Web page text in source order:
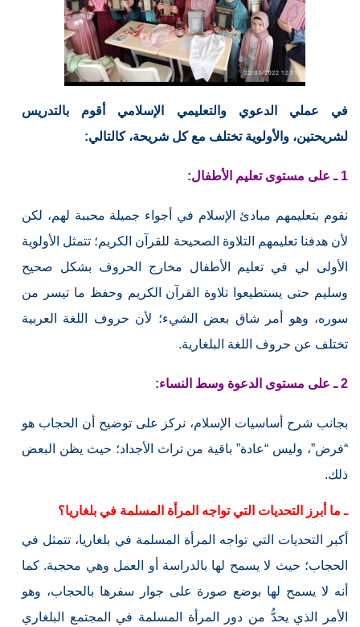
في عملي الدعوي والتعليمي الإسلامي أقوم بالتدريس
لشريحتين، والأولوية تختلف مع كل شريحة، كالتالي:
1 ـ على مستوى تعليم الأطفال:
نقوم بتعليمهم مبادئ الإسلام في أجواء جميلة محببة لهم، لكن
لأن هدفنا تعليمهم التلاوة الصحيحة للقرآن الكريم؛ تتمثل الأولوية
الأولى لي في تعليم الأطفال مخارج الحروف بشكل صحيح
وسليم حتى يستطيعوا تلاوة القرآن الكريم وحفظ ما تيسر من
سوره، وهو أمر شاق بعض الشيء؛ لأن حروف اللغة العربية
تختلف عن حروف اللغة البلغارية.
2 ـ على مستوى الدعوة وسط النساء:
بجانب شرح أساسيات الإسلام، نركز على توضيح أن الحجاب هو
“فرض”، وليس “عادة” باقية من تراث الأجداد؛ حيث يظن البعض
ذلك.
ـ ما أبرز التحديات التي تواجه المرأة المسلمة في بلغاريا؟
أكبر التحديات التي تواجه المرأة المسلمة في بلغاريا، تتمثل في
الحجاب؛ حيث لا يسمح لها بالدراسة أو العمل وهي محجبة. كما
أنه لا يسمح لها بوضع صورة على جوار سفرها بالحجاب، وهو
الأمر الذي يحدُّ من دور المرأة المسلمة في المجتمع البلغاري